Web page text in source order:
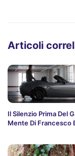
Articoli
Il Silenzio Prima Del
Mente Di Francesco